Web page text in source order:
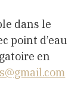
dans le
point d’eau
en